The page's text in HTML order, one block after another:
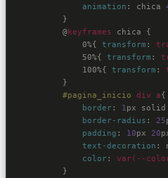
animation : chica
}
@keyframes chica {
            0%
{ transform :
            50%
{ transform :
            100%
{ transform :
        }
#pagina_inicio div a{
border : 1px solid
border-radius : 25
padding : 10px 20
text-decoration :
color :
var(--
}